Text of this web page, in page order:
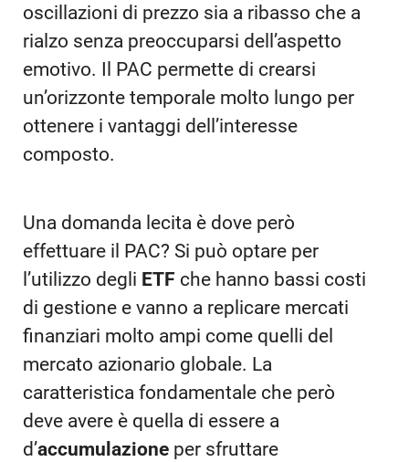
oscillazioni di prezzo sia a ribasso che a
rialzo senza preoccuparsi dell’aspetto
emotivo. Il PAC permette di crearsi
un’orizzonte temporale molto lungo per
ottenere i vantaggi dell’interesse
composto.
Una domanda lecita è dove però
effettuare il PAC? Si può optare per
l’utilizzo degli ETF che hanno bassi costi
di gestione e vanno a replicare mercati
finanziari molto ampi come quelli del
mercato azionario globale. La
caratteristica fondamentale che però
deve avere è quella di essere a
d’accumulazione per sfruttare